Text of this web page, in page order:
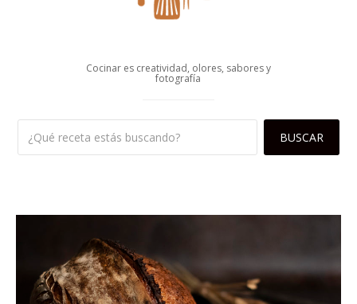
Cocinar es creatividad, olores, sabores y
fotografía